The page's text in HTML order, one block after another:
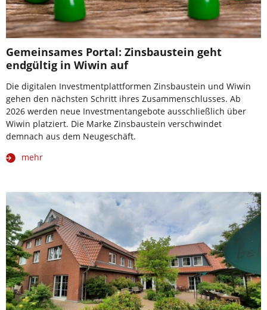
Gemeinsames Portal: Zinsbaustein geht
endgültig in Wiwin auf
Die digitalen Investmentplattformen Zinsbaustein und Wiwin
gehen den nächsten Schritt ihres Zusammenschlusses. Ab
2026 werden neue Investmentangebote ausschließlich über
Wiwin platziert. Die Marke Zinsbaustein verschwindet
demnach aus dem Neugeschäft.
mehr